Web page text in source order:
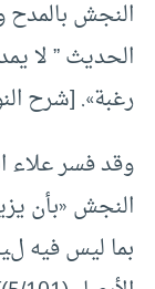
النجش بالمدح
الحديث ” لا
رغبة». [شرح
وقد فسر علاء
النجش «بأن
بما ليس فيه